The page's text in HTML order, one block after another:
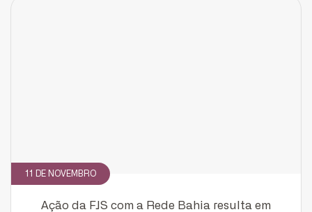
11 DE NOVEMBRO
Ação da FJS com a Rede Bahia resulta em